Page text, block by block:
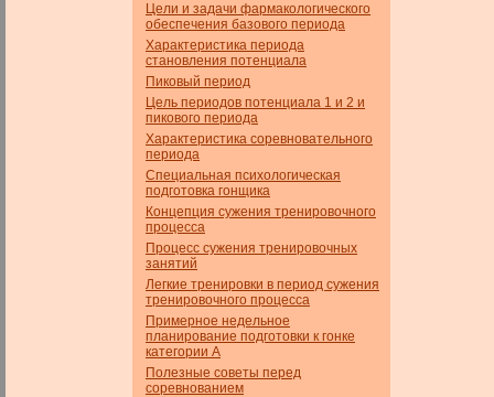
Цели и задачи фармакологического
обеспечения базового пе­риода
Характеристика периода
становления потенциала
Пиковый период
Цель периодов потенциала 1 и 2 и
пикового периода
Характеристика соревновательного
периода
Специальная психологическая
подготовка гонщика
Концепция сужения тренировочного
процесса
Процесс сужения тренировочных
занятий
Легкие тренировки в период сужения
тренировочного процесса
Примерное недельное
планирование подготовки к гонке
категории А
Полезные советы перед
соревнованием